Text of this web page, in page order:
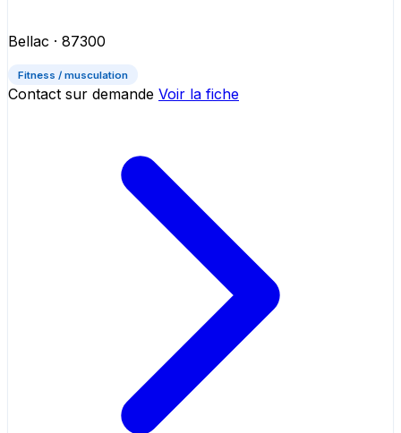
Bellac · 87300
Fitness / musculation
Contact sur demande Voir la fiche